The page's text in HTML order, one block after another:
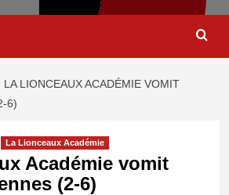
LA LIONCEAUX ACADÉMIE VOMIT
6)
La Lionceaux Académie
Académie vomit
(2-6)